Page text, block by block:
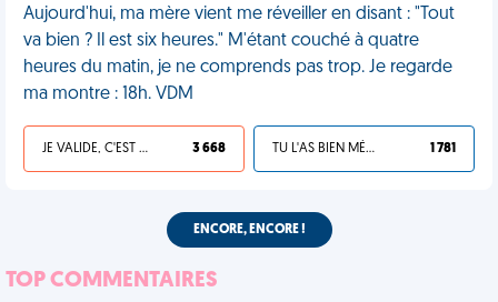
Aujourd'hui, ma mère vient me réveiller en disant : "Tout
va bien ? Il est six heures." M'étant couché à quatre
heures du matin, je ne comprends pas trop. Je regarde
ma montre : 18h. VDM
JE VALIDE, C'EST UNE VDM 3 668 TU L'AS BIEN MÉRITÉ 1 781
ENCORE, ENCORE !
TOP COMMENTAIRES